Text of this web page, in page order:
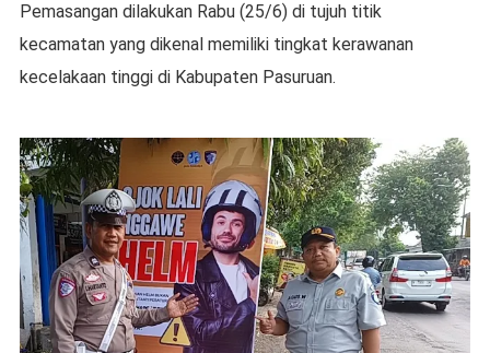
Pemasangan dilakukan Rabu (25/6) di tujuh titik
kecamatan yang dikenal memiliki tingkat kerawanan
kecelakaan tinggi di Kabupaten Pasuruan.